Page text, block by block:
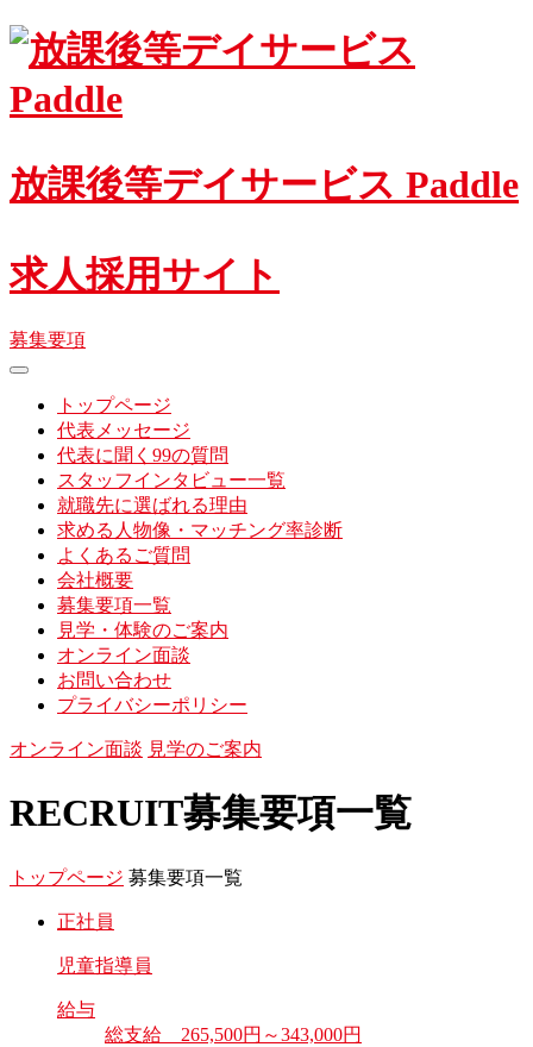
Skip
放課後等デイサービス Paddle
求人採用サイト
募集要項
toggle
navigationトップページ
代表メッセージ
代表に聞く99の質問
スタッフインタビュー一覧
就職先に選ばれる理由
求める人物像・マッチング率診断
よくあるご質問
会社概要
募集要項一覧
見学・体験のご案内
オンライン面談
お問い合わせ
プライバシーポリシー
オンライン面談 見学のご案内
RECRUIT募集要項一覧
トップページ 募集要項一覧
正社員
児童指導員
給与
総支給 265,500円～343,000円